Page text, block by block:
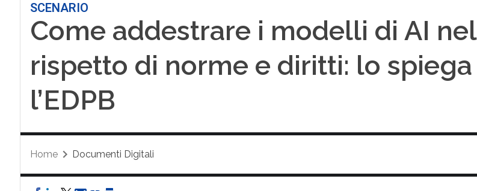
SCENARIO
Come addestrare i modelli di AI nel
rispetto di norme e diritti: lo spiega
l’EDPB
Home Documenti Digitali